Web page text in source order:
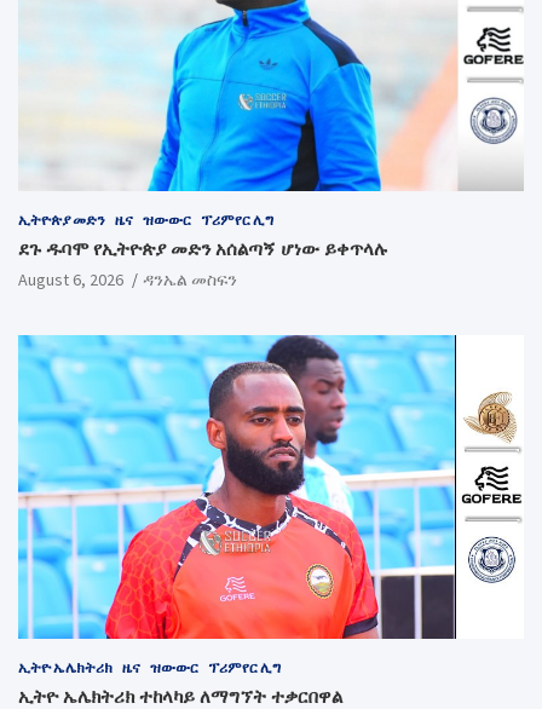
ኢትዮጵያ መድን ዜና ዝውውር ፕሪምየር ሊግ
ደጉ ዱባሞ የኢትዮጵያ መድን አሰልጣኝ ሆነው ይቀጥላሉ
August 6, 2026 ዳንኤል መስፍን
ኢትዮ ኤሌክትሪክ ዜና ዝውውር ፕሪምየር ሊግ
ኢትዮ ኤሌክትሪክ ተከላካይ ለማግኘት ተቃርበዋል